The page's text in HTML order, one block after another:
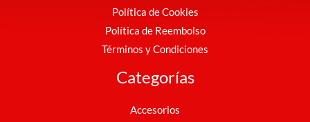
Política de Cookies
Política de Reembolso
Términos y Condiciones
Categorías
Accesorios